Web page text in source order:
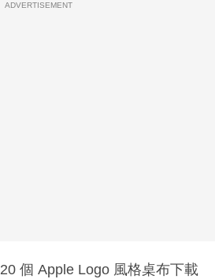
ADVERTISEMENT
20 個 Apple Logo 風格桌布下載